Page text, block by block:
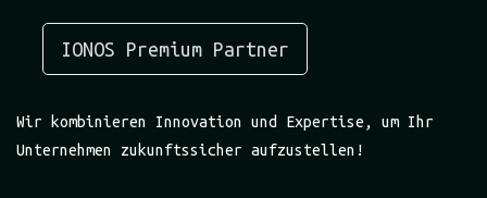
IONOS Premium Partner
Wir kombinieren Innovation und Expertise, um Ihr
Unternehmen zukunftssicher aufzustellen!